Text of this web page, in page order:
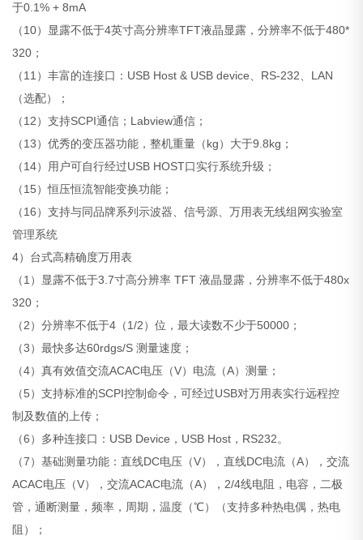
于0.1% + 8mA
（10）显露不低于4英寸高分辨率TFT液晶显露，分辨率不低于480*
320；
（11）丰富的连接口：USB Host & USB device、RS-232、LAN
（选配）；
（12）支持SCPI通信；Labview通信；
（13）优秀的变压器功能，整机重量（kg）大于9.8kg；
（14）用户可自行经过USB HOST口实行系统升级；
（15）恒压恒流智能变换功能；
（16）支持与同品牌系列示波器、信号源、万用表无线组网实验室
管理系统
4）台式高精确度万用表
（1）显露不低于3.7寸高分辨率 TFT 液晶显露，分辨率不低于480x
320；
（2）分辨率不低于4（1/2）位，最大读数不少于50000；
（3）最快多达60rdgs/S 测量速度；
（4）真有效值交流ACAC电压（V）电流（A）测量；
（5）支持标准的SCPI控制命令，可经过USB对万用表实行远程控
制及数值的上传；
（6）多种连接口：USB Device，USB Host，RS232。
（7）基础测量功能：直线DC电压（V），直线DC电流（A），交流
ACAC电压（V），交流ACAC电流（A），2/4线电阻，电容，二极
管，通断测量，频率，周期，温度（℃）（支持多种热电偶，热电
阻）；